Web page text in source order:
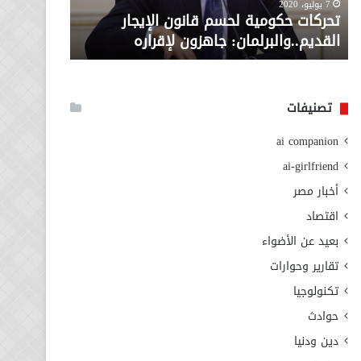
لإقراره
7 يوليو، 2020
تحركات حكومية لحسم قانون الإيجار
القديم..والبرلمان: جاهزون لإقراره
من
وزارة
الاجتماعي
تصنيفات
ai companion
ai-girlfriend
أخبار مصر
اقتصاد
بعيد عن الأضواء
تقارير وحوارات
تكنولوجيا
حوادث
دين ودنيا